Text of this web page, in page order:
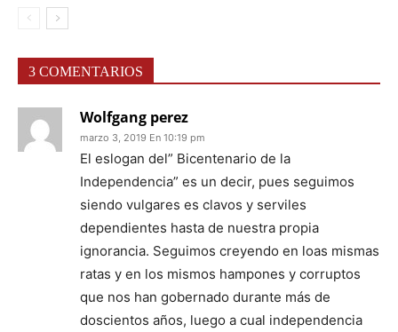
3 COMENTARIOS
Wolfgang perez
marzo 3, 2019 En 10:19 pm
El eslogan del” Bicentenario de la
Independencia” es un decir, pues seguimos
siendo vulgares es clavos y serviles
dependientes hasta de nuestra propia
ignorancia. Seguimos creyendo en loas mismas
ratas y en los mismos hampones y corruptos
que nos han gobernado durante más de
doscientos años, luego a cual independencia